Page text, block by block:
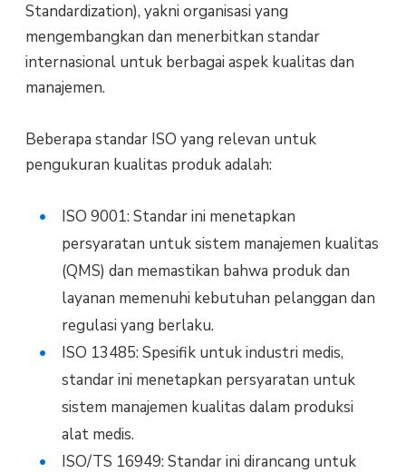
Standardization), yakni organisasi yang
mengembangkan dan menerbitkan standar
internasional untuk berbagai aspek kualitas dan
manajemen.
Beberapa standar ISO yang relevan untuk
pengukuran kualitas produk adalah:
ISO 9001: Standar ini menetapkan
persyaratan untuk sistem manajemen kualitas
(QMS) dan memastikan bahwa produk dan
layanan memenuhi kebutuhan pelanggan dan
regulasi yang berlaku.
ISO 13485: Spesifik untuk industri medis,
standar ini menetapkan persyaratan untuk
sistem manajemen kualitas dalam produksi
alat medis.
ISO/TS 16949: Standar ini dirancang untuk